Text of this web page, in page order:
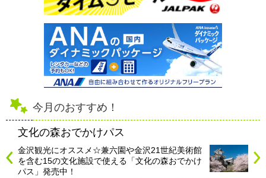
今月のおすすめ！
文化の森おでかけパス
金沢観光にオススメ☆兼六園や金沢21世紀美術館
を含む15の文化施設で使える「文化の森おでかけ
パス」発売中！